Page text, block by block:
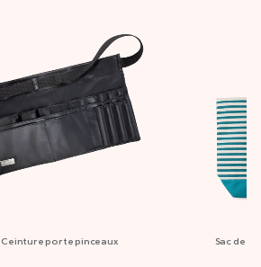
Ceinture porte pinceaux Sac de